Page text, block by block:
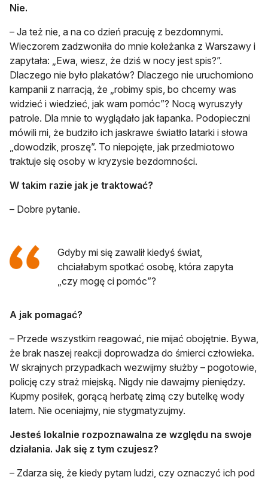
Nie.
– Ja też nie, a na co dzień pracuję z bezdomnymi.
Wieczorem zadzwoniła do mnie koleżanka z Warszawy i
zapytała: „Ewa, wiesz, że dziś w nocy jest spis?”.
Dlaczego nie było plakatów? Dlaczego nie uruchomiono
kampanii z narracją, że „robimy spis, bo chcemy was
widzieć i wiedzieć, jak wam pomóc”? Nocą wyruszyły
patrole. Dla mnie to wyglądało jak łapanka. Podopieczni
mówili mi, że budziło ich jaskrawe światło latarki i słowa
„dowodzik, proszę”. To niepojęte, jak przedmiotowo
traktuje się osoby w kryzysie bezdomności.
W takim razie jak je traktować?
– Dobre pytanie.
Gdyby mi się zawalił kiedyś świat,
chciałabym spotkać osobę, która zapyta
„czy mogę ci pomóc”?
A jak pomagać?
– Przede wszystkim reagować, nie mijać obojętnie. Bywa,
że brak naszej reakcji doprowadza do śmierci człowieka.
W skrajnych przypadkach wezwijmy służby – pogotowie,
policję czy straż miejską. Nigdy nie dawajmy pieniędzy.
Kupmy posiłek, gorącą herbatę zimą czy butelkę wody
latem. Nie oceniajmy, nie stygmatyzujmy.
Jesteś lokalnie rozpoznawalna ze względu na swoje
działania. Jak się z tym czujesz?
– Zdarza się, że kiedy pytam ludzi, czy oznaczyć ich pod